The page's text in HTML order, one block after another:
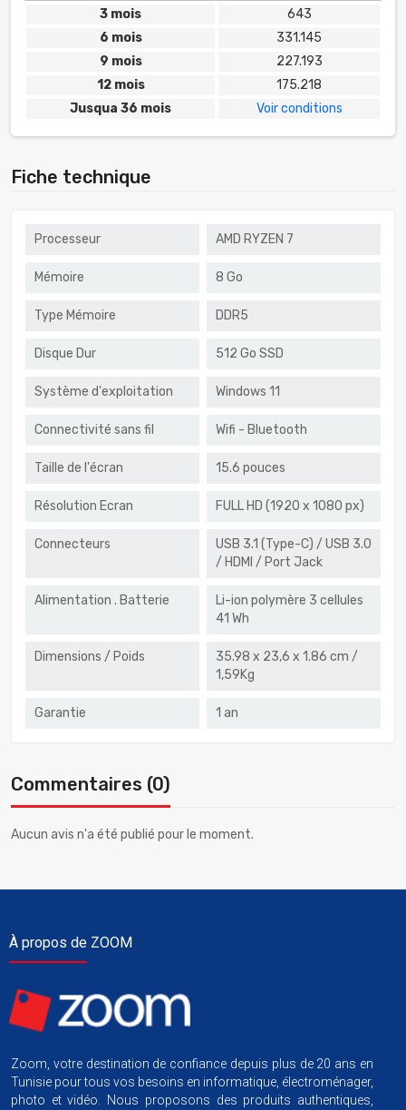
3 mois
643
6 mois
331.145
9 mois
227.193
12 mois
175.218
Jusqua 36 mois
Voir conditions
Fiche technique
Processeur AMD RYZEN 7
Mémoire 8 Go
Type Mémoire DDR5
Disque Dur 512 Go SSD
Système d'exploitation Windows 11
Connectivité sans fil Wifi - Bluetooth
Taille de l'écran 15.6 pouces
Résolution Ecran FULL HD (1920 x 1080 px)
Connecteurs
USB 3.1 (Type-C) / USB 3.0
/ HDMI / Port Jack
Alimentation . Batterie
Li-ion polymère 3 cellules
41 Wh
Dimensions / Poids
35.98 x 23,6 x 1.86 cm /
1,59Kg
Garantie 1 an
Commentaires (0)
Aucun avis n'a été publié pour le moment.
À propos de ZOOM
Zoom, votre destination de confiance depuis plus de 20 ans en
Tunisie pour tous vos besoins en informatique, électroménager,
photo et vidéo. Nous proposons des produits authentiques,